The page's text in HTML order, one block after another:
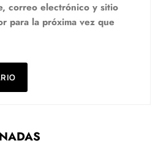
correo electrónico y sitio
para la próxima vez que